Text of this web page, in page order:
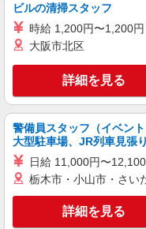
給（
ました
の確認
記金額
い向上
社会保
千葉
キープ
アルバイト パート
コンパスグループ・ジャパ
調理師
時給1,700
(試用期間2ヶ月) 残業が発
分単位
グッ
（千葉
ビルの清掃スタッフ
時給 1,200円〜1,200円
大阪市北区
詳細を見る
警備員スタッフ（イベント
大型駐車場、JR列車見張り
日給 11,000円〜
栃木市・小山市・さい
詳細を見る